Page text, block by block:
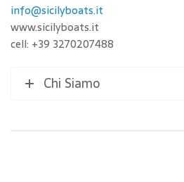
info@sicilyboats.it
www.sicilyboats.it
cell: +39 3270207488
Chi Siamo